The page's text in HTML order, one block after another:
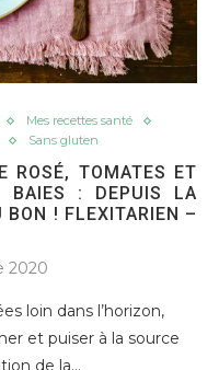
Mes recettes santé
Sans gluten
ROSÉ, TOMATES ET
BAIES : DEPUIS LA
! FLEXITARIEN –
2020
loin dans l’horizon,
et puiser à la source
de la…